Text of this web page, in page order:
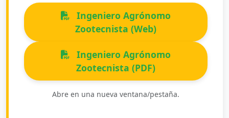
Ingeniero Agrónomo
Zootecnista (Web)
Ingeniero Agrónomo
Zootecnista (PDF)
Abre en una nueva ventana/pestaña.